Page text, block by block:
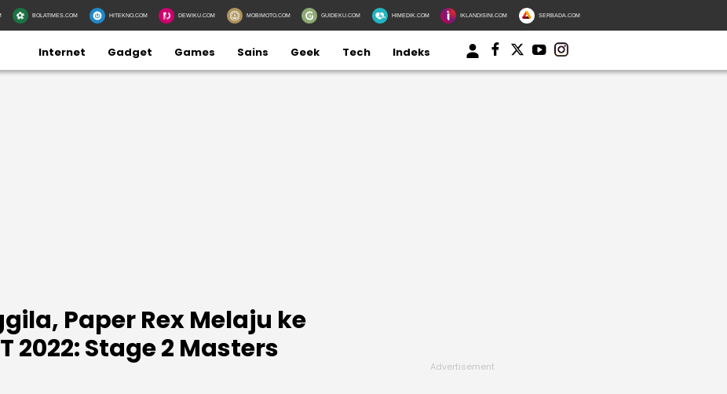
BOLATIMES.COM HITEKNO.COM DEWIKU.COM MOBIMOTO.COM GUIDEKU.COM HIMEDIK.COM IKLANDISINI.COM SERBADA.COM
Internet Gadget Games Sains Geek Tech Indeks
Paper Rex Melaju ke
2022: Stage 2 Masters